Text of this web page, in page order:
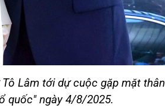
Lâm tới dự cuộc gặp mặt thân
quốc" ngày 4/8/2025.